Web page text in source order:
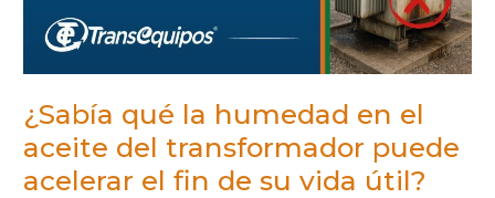
¿Sabía qué la humedad en el
aceite del transformador puede
acelerar el fin de su vida útil?
FIN
DE
SU
ÚTIL?